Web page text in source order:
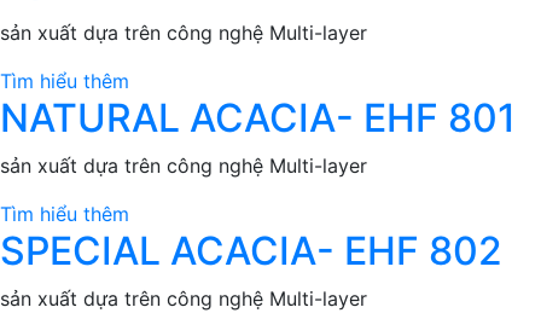
sản xuất dựa trên công nghệ Multi-layer
Tìm hiểu thêm
NATURAL ACACIA- EHF 801
sản xuất dựa trên công nghệ Multi-layer
Tìm hiểu thêm
SPECIAL ACACIA- EHF 802
sản xuất dựa trên công nghệ Multi-layer